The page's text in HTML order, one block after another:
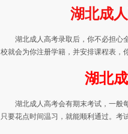
湖北成
湖北成人高考录取后，你不必担心
校就会为你注册学籍，并安排课程表，
湖北
湖北成人高考会有期末考试，一般
只要花点时间温习，就能顺利通过。考